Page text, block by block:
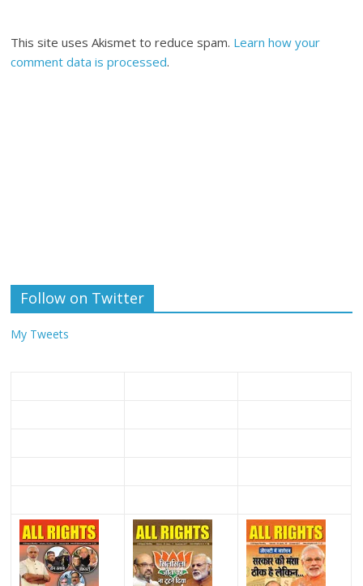
This site uses Akismet to reduce spam. Learn how your
comment data is processed.
Follow on Twitter
My Tweets